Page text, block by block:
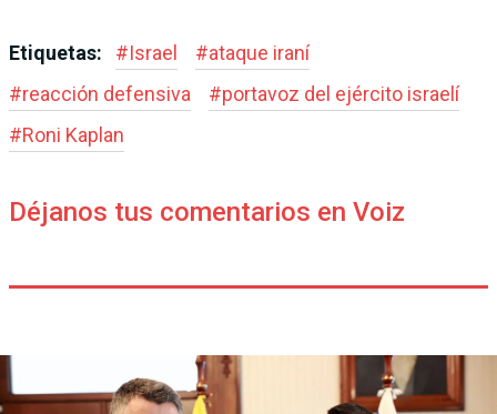
Etiquetas: #Israel #ataque iraní
#reacción defensiva #portavoz del ejército israelí
#Roni Kaplan
Déjanos tus comentarios en Voiz